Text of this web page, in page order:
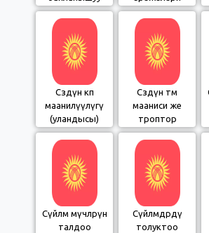
жолдору
Сөздүн көп
маанилүүлүгү
(уландысы)
Сөздүн өтмө
мааниси же
троптор
Сүйлөм мүчөлөрүн
талдоо
Сүйлөмдөрдү
толуктоо